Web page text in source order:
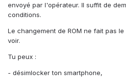
envoyé par l'opérateur. Il suffit de
conditions.
Le changement de ROM ne fait pas
voir.
Tu peux :
- désimlocker ton smartphone,